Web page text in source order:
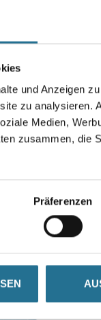
und Anzeigen
zu analysieren.
Medien,
zusammen, die
Präferenzen
Masker
um Preise zu